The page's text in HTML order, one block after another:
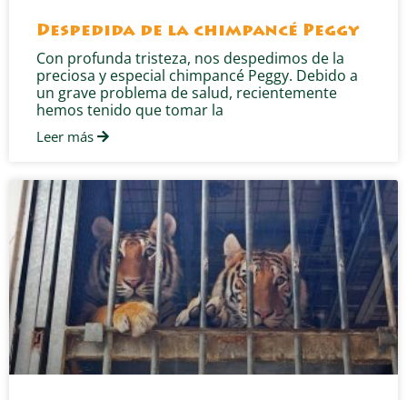
Despedida de la chimpancé Peggy
Con profunda tristeza, nos despedimos de la
preciosa y especial chimpancé Peggy. Debido a
un grave problema de salud, recientemente
hemos tenido que tomar la
Leer más